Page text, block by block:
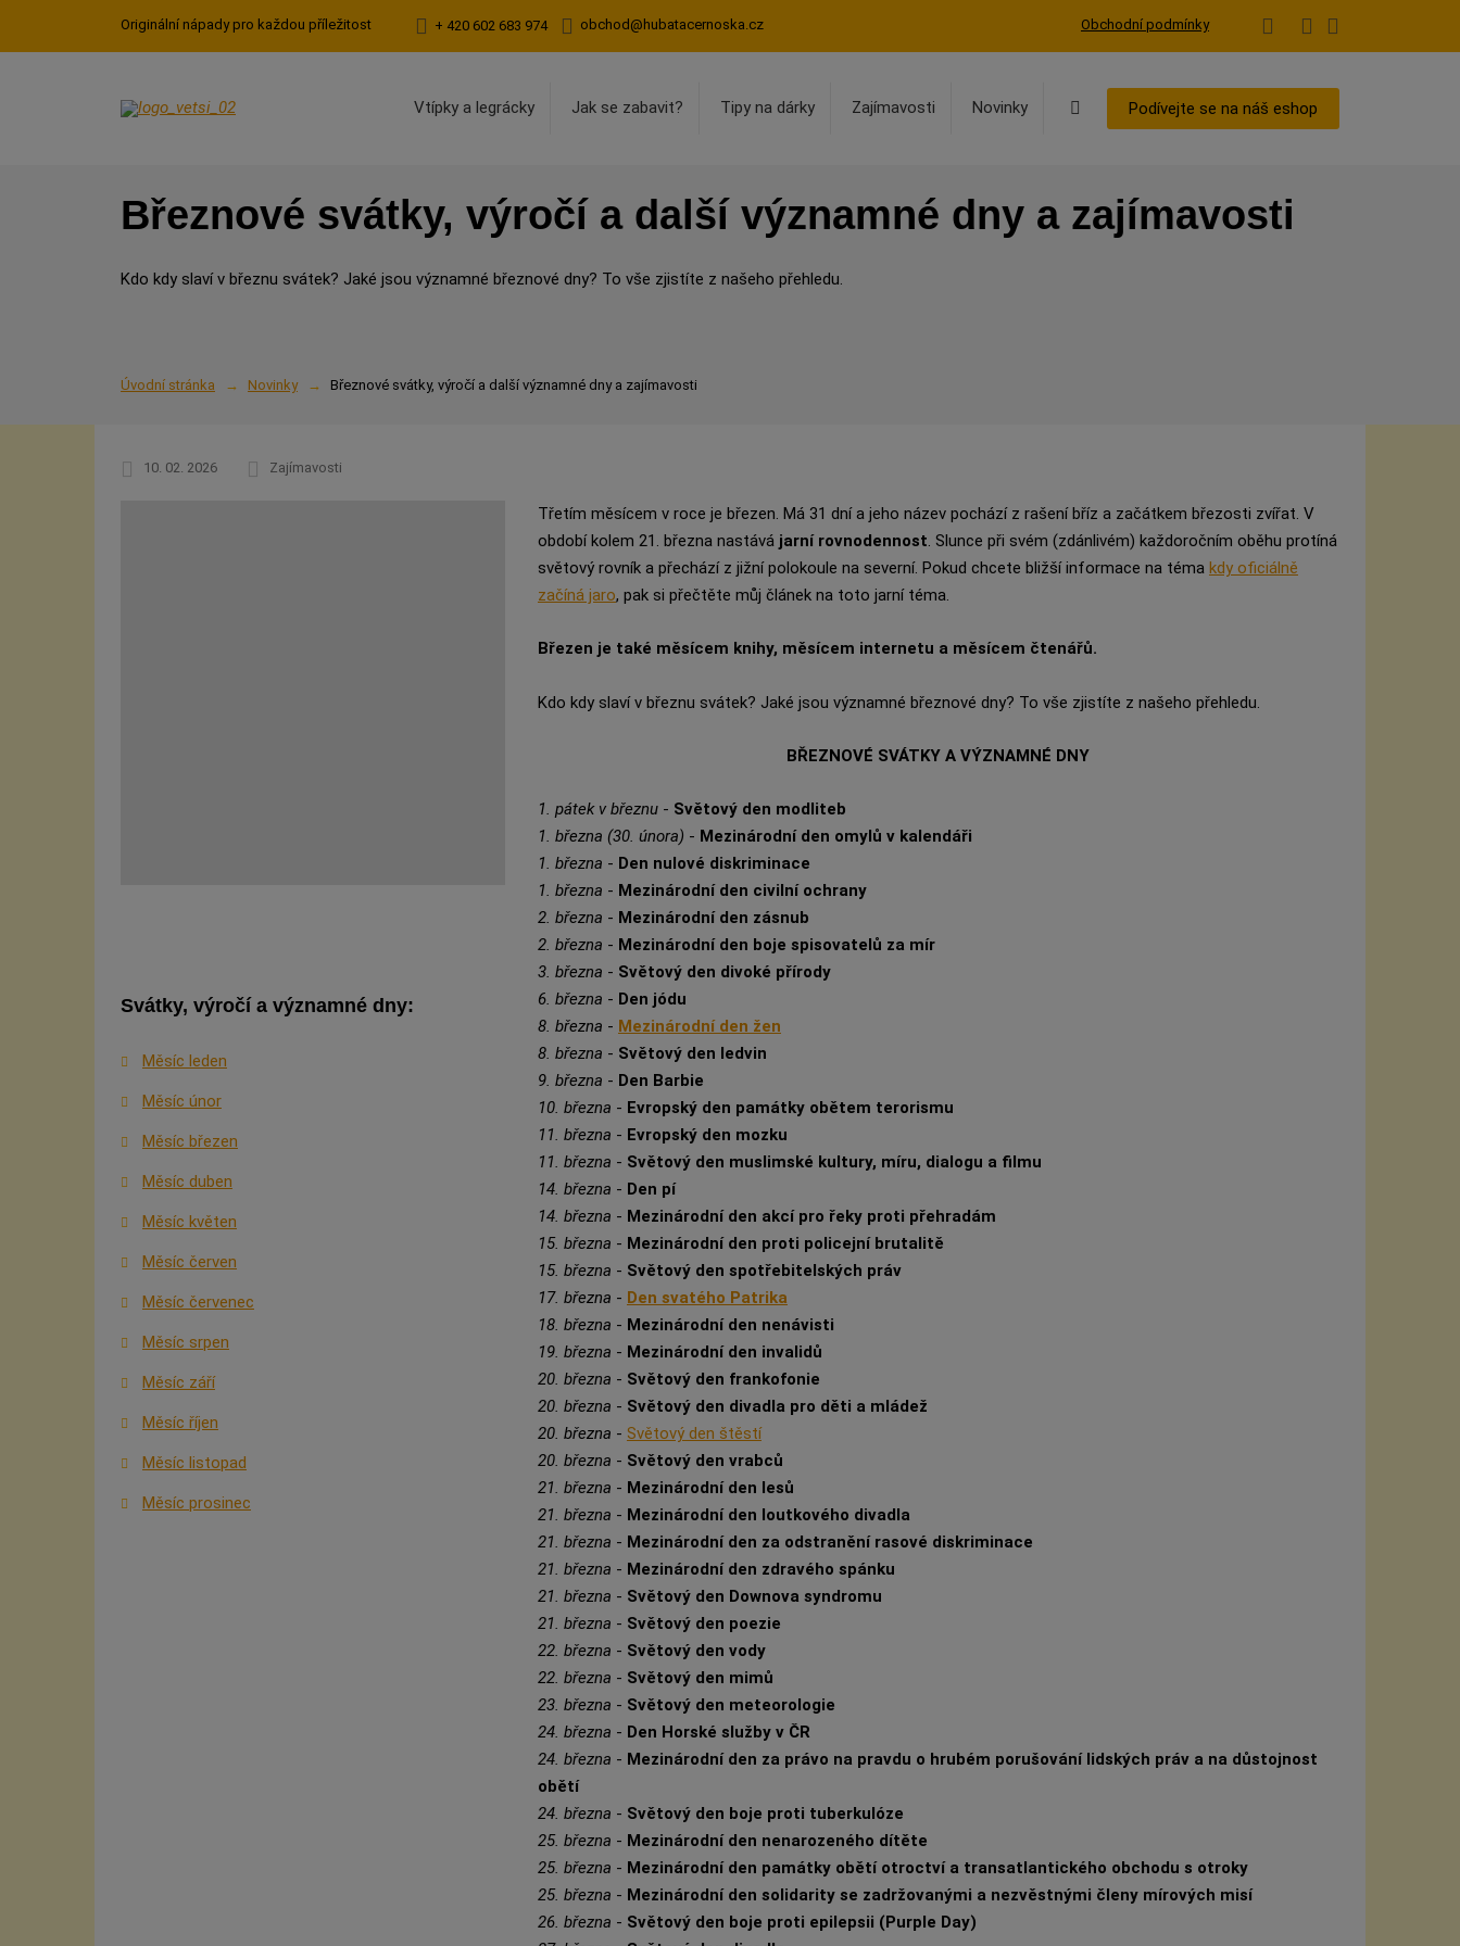
Originální nápady pro každou příležitost + 420 602 683 974 obchod@hubatacernoska.cz Obchodní podmínky
Vtípky a legrácky Jak se zabavit? Tipy na dárky Zajímavosti Novinky VyhledáváníPodívejte se na náš eshop
Březnové svátky, výročí a další významné dny a zajímavosti
Kdo kdy slaví v březnu svátek? Jaké jsou významné březnové dny? To vše zjistíte z našeho přehledu.
Úvodní stránka Novinky Březnové svátky, výročí a další významné dny a zajímavosti
10. 02. 2026 Zajímavosti
Svátky, výročí a významné dny:
Měsíc leden
Měsíc únor
Měsíc březen
Měsíc duben
Měsíc květen
Měsíc červen
Měsíc červenec
Měsíc srpen
Měsíc září
Měsíc říjen
Měsíc listopad
Měsíc prosinec
Třetím měsícem v roce je březen. Má 31 dní a jeho název pochází z rašení bříz a začátkem březosti zvířat. V
období kolem 21. března nastává jarní rovnodennost. Slunce při svém (zdánlivém) každoročním oběhu protíná
světový rovník a přechází z jižní polokoule na severní. Pokud chcete bližší informace na téma kdy oficiálně
začíná jaro, pak si přečtěte můj článek na toto jarní téma.
Březen je také měsícem knihy, měsícem internetu a měsícem čtenářů.
Kdo kdy slaví v březnu svátek? Jaké jsou významné březnové dny? To vše zjistíte z našeho přehledu.
BŘEZNOVÉ SVÁTKY A VÝZNAMNÉ DNY
1. pátek v březnu- Světový den modliteb
1. března (30. února) - Mezinárodní den omylů v kalendáři
1. března - Den nulové diskriminace
1. března - Mezinárodní den civilní ochrany
2. března - Mezinárodní den zásnub
2. března - Mezinárodní den boje spisovatelů za mír
3. března - Světový den divoké přírody
6. března - Den jódu
8. března - Mezinárodní den žen
8. března - Světový den ledvin
9. března - Den Barbie
10. března - Evropský den památky obětem terorismu
11. března - Evropský den mozku
11. března - Světový den muslimské kultury, míru, dialogu a filmu
14. března - Den pí
14. března - Mezinárodní den akcí pro řeky proti přehradám
15. března - Mezinárodní den proti policejní brutalitě
15. března - Světový den spotřebitelských práv
17. března - Den svatého Patrika
18. března - Mezinárodní den nenávisti
19. března - Mezinárodní den invalidů
20. března - Světový den frankofonie
20. března - Světový den divadla pro děti a mládež
20. března - Světový den štěstí
20. března - Světový den vrabců
21. března - Mezinárodní den lesů
21. března - Mezinárodní den loutkového divadla
21. března - Mezinárodní den za odstranění rasové diskriminace
21. března - Mezinárodní den zdravého spánku
21. března - Světový den Downova syndromu
21. března - Světový den poezie
22. března - Světový den vody
22. března - Světový den mimů
23. března - Světový den meteorologie
24. března - Den Horské služby v ČR
24. března - Mezinárodní den za právo na pravdu o hrubém porušování lidských práv a na důstojnost
obětí
24. března - Světový den boje proti tuberkulóze
25. března - Mezinárodní den nenarozeného dítěte
25. března - Mezinárodní den památky obětí otroctví a transatlantického obchodu s otroky
25. března - Mezinárodní den solidarity se zadržovanými a nezvěstnými členy mírových misí
26. března - Světový den boje proti epilepsii (Purple Day)